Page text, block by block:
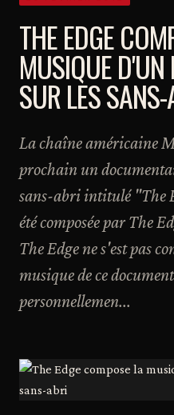
THE EDGE
MUSIQUE
SUR LES
La chaîne américaine
prochain un
sans-abri intitulé "The
été composée par The
The Edge ne s'est pas
musique de ce
personnellemen...